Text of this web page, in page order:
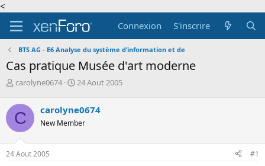
<
Connexion
S'inscrire
BTS AG - E6 Analyse du système d’information et de
Cas pratique Musée d'art moderne
A
t
e
u
r
d
e
carolyne0674
D
e
d
d
24 Aout 2005
C carolyne0674
New Member
24 Aout 2005 #1